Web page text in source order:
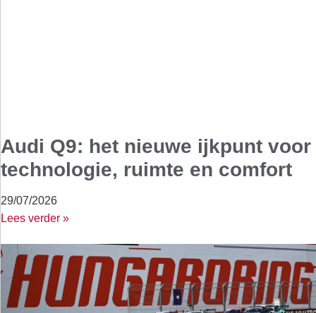
Audi Q9: het nieuwe ijkpunt voor
technologie, ruimte en comfort
29/07/2026
Lees verder »